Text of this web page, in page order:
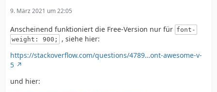
9. März 2021 um 22:05
Anscheinend funktioniert die Free-Version nur für font-
weight: 900;
, siehe hier:
https://stackoverflow.com/questions/4789…ont-awesome-v-
5
und hier: